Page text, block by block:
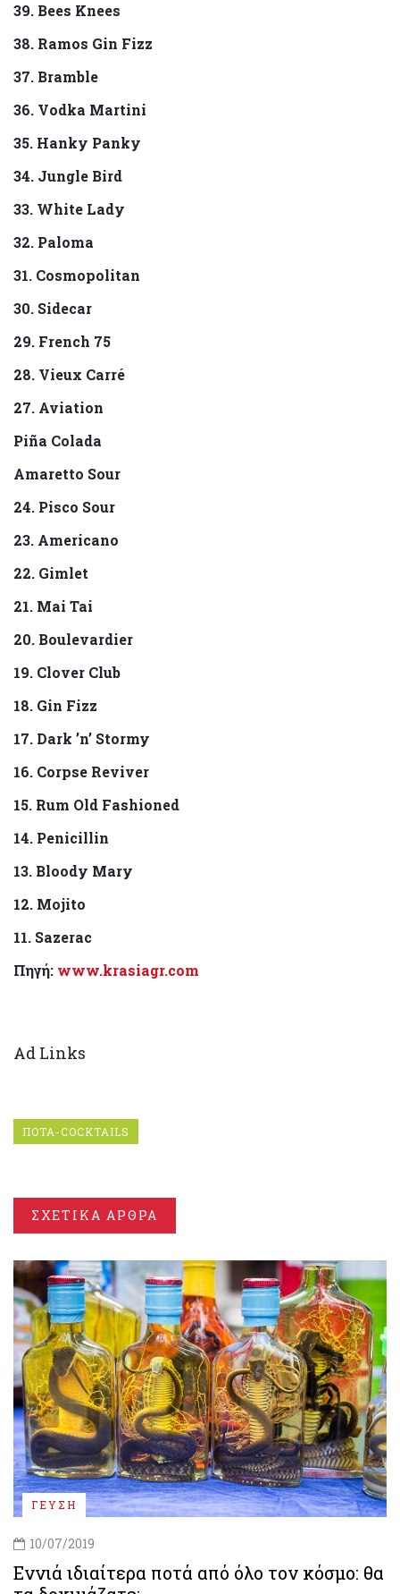
39. Bees Knees
38. Ramos Gin Fizz
37. Bramble
36. Vodka Martini
35. Hanky Panky
34. Jungle Bird
33. White Lady
32. Paloma
31. Cosmopolitan
30. Sidecar
29. French 75
28. Vieux Carré
27. Aviation
Piña Colada
Amaretto Sour
24. Pisco Sour
23. Americano
22. Gimlet
21. Mai Tai
20. Boulevardier
19. Clover Club
18. Gin Fizz
17. Dark ’n’ Stormy
16. Corpse Reviver
15. Rum Old Fashioned
14. Penicillin
13. Bloody Mary
12. Mojito
11. Sazerac
Πηγή: www.krasiagr.com
Ad Links
ΠΟΤΑ-COCKTAILS
ΣΧΕΤΙΚΑ ΑΡΘΡΑ
ΓΕΥΣΗ
10/07/2019
Εννιά ιδιαίτερα ποτά από όλο τον κόσμο: θα